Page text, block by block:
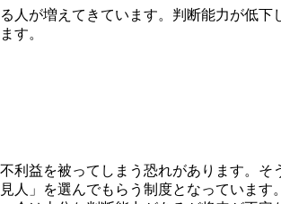
が増えてきています。判断能力が低
す。
利益を被ってしまう恐れがあります。
人」を選んでもらう制度となっています。